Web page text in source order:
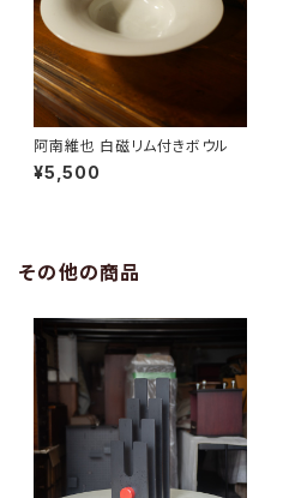
阿南維也 白磁リム付きボウル
¥5,500
その他の商品